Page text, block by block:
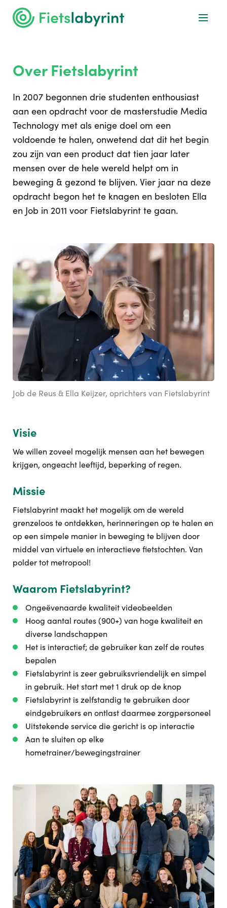
Over Fietslabyrint
In 2007 begonnen drie studenten enthousiast
aan een opdracht voor de masterstudie Media
Technology met als enige doel om een
voldoende te halen, onwetend dat dit het begin
zou zijn van een product dat tien jaar later
mensen over de hele wereld helpt om in
beweging & gezond te blijven. Vier jaar na deze
opdracht begon het te knagen en besloten Ella
en Job in 2011 voor Fietslabyrint te gaan.
Job de Reus & Ella Keijzer, oprichters van Fietslabyrint
Visie
We willen zoveel mogelijk mensen aan het bewegen
krijgen, ongeacht leeftijd, beperking of regen.
Missie
Fietslabyrint maakt het mogelijk om de wereld
grenzeloos te ontdekken, herinneringen op te halen en
op een simpele manier in beweging te blijven door
middel van virtuele en interactieve fietstochten. Van
polder tot metropool!
Waarom Fietslabyrint?
Ongeëvenaarde kwaliteit videobeelden
Hoog aantal routes (900+) van hoge kwaliteit en
diverse landschappen
Het is interactief; de gebruiker kan zelf de routes
bepalen
Fietslabyrint is zeer gebruiksvriendelijk en simpel
in gebruik. Het start met 1 druk op de knop
Fietslabyrint is zelfstandig te gebruiken door
eindgebruikers en ontlast daarmee zorgpersoneel
Uitstekende service die gericht is op interactie
Aan te sluiten op elke
hometrainer/bewegingstrainer